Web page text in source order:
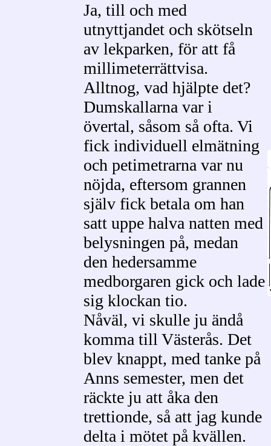
Ja, till och med
utnyttjandet och skötseln
av lekparken, för att få
millimeterrättvisa.
Alltnog, vad hjälpte det?
Dumskallarna var i
övertal, såsom så ofta. Vi
fick individuell elmätning
och petimetrarna var nu
nöjda, eftersom grannen
själv fick betala om han
satt uppe halva natten med
belysningen på, medan
den hedersamme
medborgaren gick och lade
sig klockan tio.
Nåväl, vi skulle ju ändå
komma till Västerås. Det
blev knappt, med tanke på
Anns semester, men det
räckte ju att åka den
trettionde, så att jag kunde
delta i mötet på kvällen.